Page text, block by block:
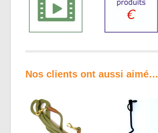
Nos clients ont aussi aimé…